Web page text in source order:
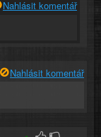
Nahlásit komentář
Nahlásit komentář